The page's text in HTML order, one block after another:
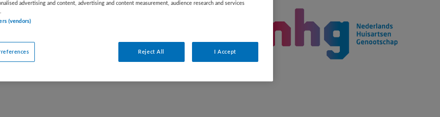
bij Nederlands Huisartsen
staan enkele vergelijkbare vacatures die
advertising and content, advertising and content measurement, audience research and services
(vendors)
Reject All I Accept